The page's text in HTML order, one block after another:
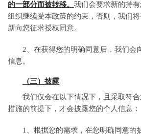
的一部分而被转移。 我们会要求新的持有
组织继续受本政策的约束，否则，我们
新向您征求授权同意。
2、在获得您的明确同意后，我们会
信息。
（三）披露
我们仅会在以下情况下，且采取符
措施的前提下，才会披露您的个人信息：
1、根据您的需求，在您明确同意的